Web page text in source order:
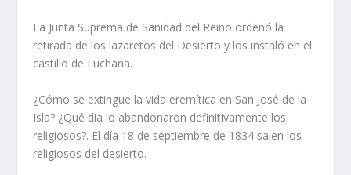
La Junta Suprema de Sanidad del Reino ordenó la
retirada de los lazaretos del Desierto y los instaló en el
castillo de Luchana.
¿Cómo se extingue la vida eremí­tica en San José de la
Isla? ¿Qué dí­a lo abandonaron definitivamente los
religiosos?. El dí­a 18 de septiembre de 1834 salen los
religiosos del desierto.